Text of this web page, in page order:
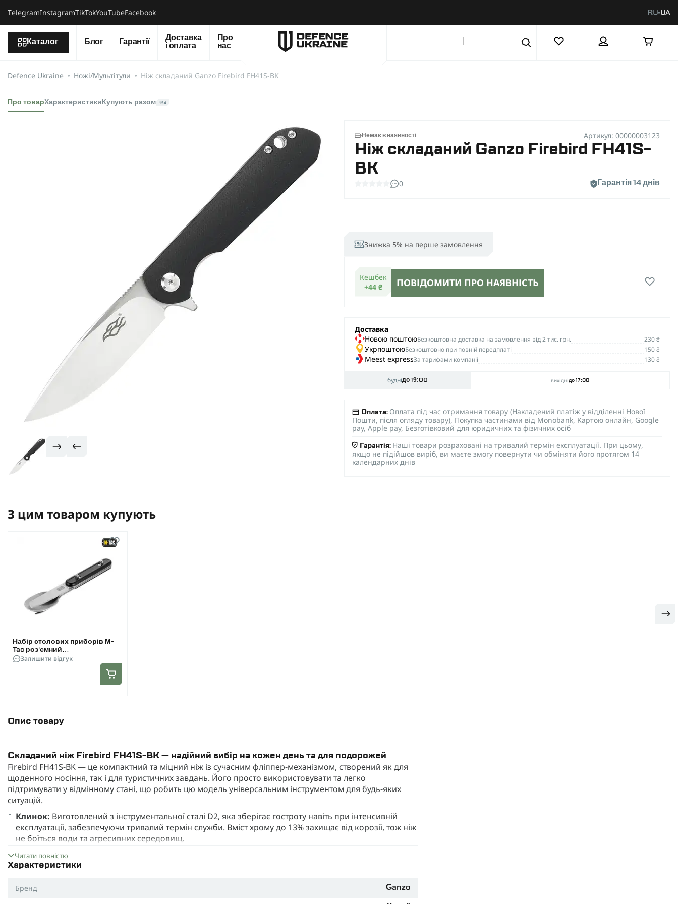
ТelegramInstagramTikTokYouTubeFacebook RU UA
Каталог Блог Гарантії
Доставка
і оплата
Про
нас
Defence Ukraine Ножі/Мультітули Ніж складаний Ganzo Firebird FH41S-BK
Про товарХарактеристики Купують разом 154
Немає в наявності Артикул: 00000003123
Ніж складаний Ganzo Firebird FH41S-
BK
0 Гарантія 14 днів
Знижка 5% на перше замовлення
Кешбек
+44 ₴
ПОВІДОМИТИ ПРО НАЯВНІСТЬ
Доставка
Новою поштоюБезкоштовна доставка на замовлення від 2 тис. грн. 230 ₴
УкрпоштоюБезкоштовно при повній передплаті 150 ₴
Meest expressЗа тарифами компанії 130 ₴
буднідо 19:00 вихідні до 17:00
Оплата: Оплата під час отримання товару (Накладений платіж у відділенні Нової
Пошти, після огляду товару), Покупка частинами від Monobank, Картою онлайн, Google
pay, Apple pay, Безготівковий для юридичних та фізичних осіб
Гарантія: Наші товари розраховані на тривалий термін експлуатації. При цьому,
якщо не підійшов виріб, ви маєте змогу повернути чи обміняти його протягом 14
календарних днів
Опис товару
Складаний ніж Firebird FH41S-BK — надійний вибір на кожен день та для подорожей
Firebird FH41S-BK — це компактний та міцний ніж із сучасним фліппер-механізмом, створений як для
щоденного носіння, так і для туристичних завдань. Його просто використовувати та легко
підтримувати у відмінному стані, що робить цю модель універсальним інструментом для будь-яких
ситуацій.
Клинок: Виготовлений з інструментальної сталі D2, яка зберігає гостроту навіть при інтенсивній
експлуатації, забезпечуючи тривалий термін служби. Вміст хрому до 13% захищає від корозії, тож ніж
не боїться води та агресивних середовищ.
Механізм відкривання:
пальця. Після відкривання клинок фіксується для безпеки під час використання.
Виконане з надміцного склотекстоліту G10, який стійкий до ударів, деформацій, не ковзає
навіть у вологій руці. Ергономічна форма руків’я та текстурована поверхня забезпечують надійне й
Читати повністю
Характеристики
Бренд Ganzo
З цим товаром купують
Набір столових приборів M-
Tac роз'ємний
(ложка+виделка+ніж). Чорний
Залишити відгук